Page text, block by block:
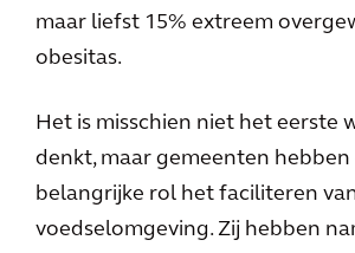
maar liefst 15% extreem
obesitas.
Het is misschien niet het eerste
denkt, maar gemeenten hebben
belangrijke rol het faciliteren
voedselomgeving. Zij hebben